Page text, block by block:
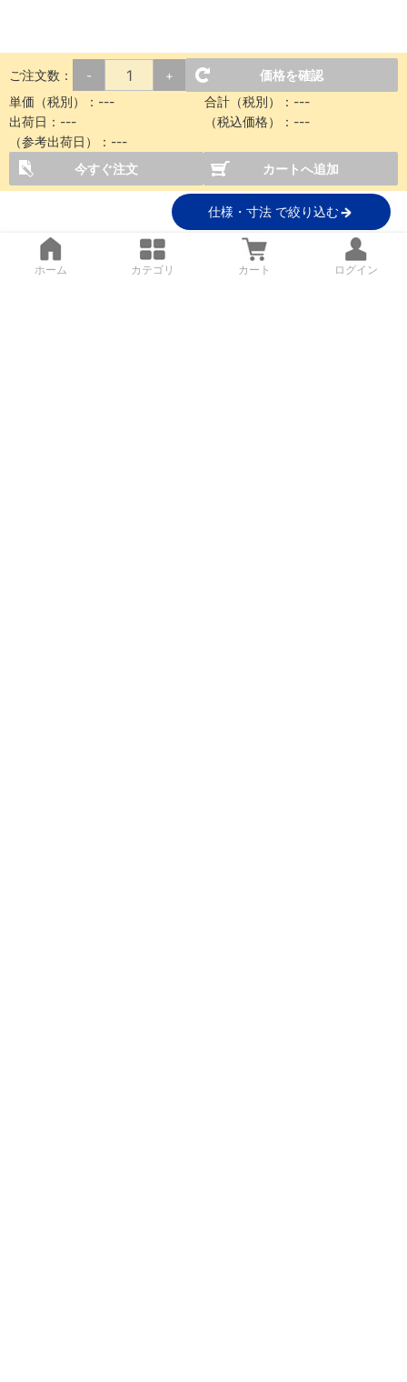
ご注文数： - +
価格を確認
単価（税別）： --- 合計（税別）： ---
出荷日： --- （税込価格）： ---
（参考出荷日）： ---
今すぐ注文
カートへ追加
仕様・寸法 で絞り込む
ホーム カテゴリ カート ログイン